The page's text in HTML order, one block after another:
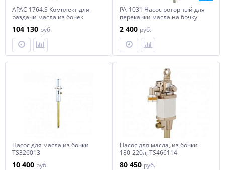
APAC 1764.S Комплект для
раздачи масла из бочек
104 130 руб.
PA-1031 Насос роторный для
перекачки масла на бочку
2 400 руб.
Насос для масла из бочки
TS326013
10 400 руб.
Насос для масла, из бочки
180-220л, TS466114
80 450 руб.